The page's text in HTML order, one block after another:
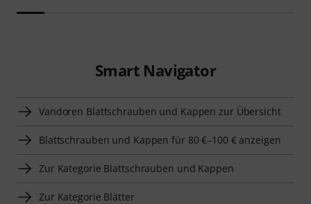
Smart Navigator
Vandoren Blattschrauben und Kappen zur Übersicht
Blattschrauben und Kappen für 80 €–100 € anzeigen
Zur Kategorie Blattschrauben und Kappen
Zur Kategorie Blätter